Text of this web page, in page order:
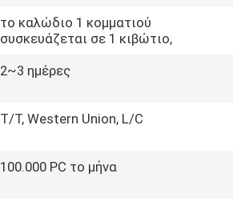
το καλώδιο 1 κομματιού
συσκευάζεται σε 1 κιβώτιο,
2~3 ημέρες
T/T, Western Union, L/C
100.000 PC το μήνα